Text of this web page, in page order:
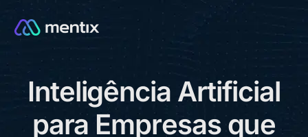
Inteligência Artificial
para Empresas que
CONSULTORIA GRÁTIS